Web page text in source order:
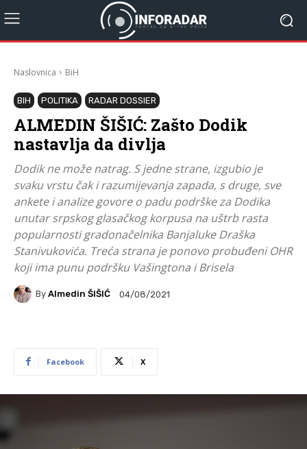
Naslovnica BiH
BIH POLITIKA RADAR DOSSIER
ALMEDIN ŠIŠIĆ: Zašto Dodik
nastavlja da divlja
Dodik ne može natrag. S jedne strane, izgubio je
svaku vrstu čak i razumijevanja zapada, s druge, sve
ankete i analize govore o padu podrške za Dodika
unutar srpskog glasačkog korpusa na uštrb rasta
popularnosti gradonačelnika Banjaluke Draška
Stanivukovića. Treća strana je ponovo probuđeni OHR
koji ima punu podršku Vašingtona i Brisela
By Almedin ŠIŠIĆ 04/08/2021
Facebook X